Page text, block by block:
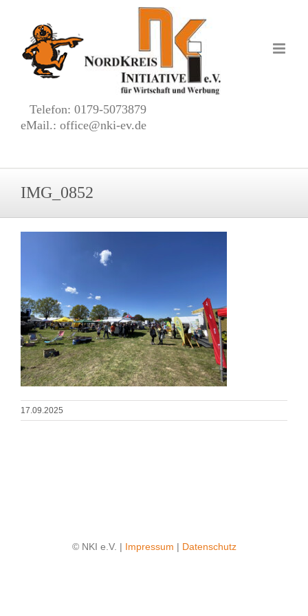
springen
Telefon: 0179-5073879
eMail.: office@nki-ev.de
IMG_0852
17.09.2025
© NKI e.V. | Impressum | Datenschutz